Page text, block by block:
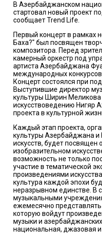
В Азербайджанском
стартовал новый проект
сообщает Trend Life.
Первый концерт в рамках
Баха?" был посвящен
композитора. Перед
камерный оркестр под
артиста Азербайджана
международных
Концерт состоялся при
Выступившие директор
культуры Ширин
искусствоведению Нигяр
проекта в культурной
Каждый этап проекта,
культуры Азербайджана
искусств, будет посвящен
изобразительном
возможность не только
участие в тематической
произведениями
культура каждой эпохи
неразрывном единстве. В
музыкальными
ежемесячно
которую войдут
музыки и
национальная, джазовая